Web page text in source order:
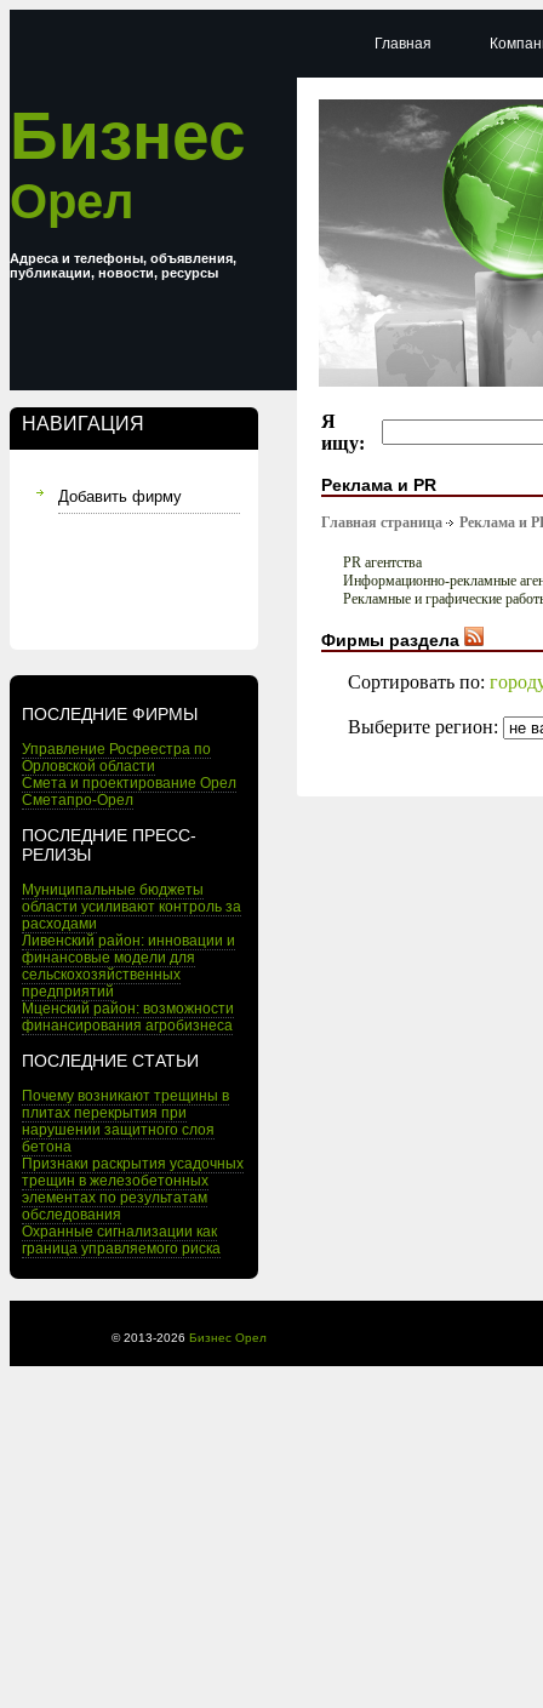
Бизнес
Орел
Адреса и телефоны, объявления,
публикации, новости, ресурсы
НАВИГАЦИЯ
Добавить фирму
ПОСЛЕДНИЕ ФИРМЫ
Управление Росреестра по
Орловской области
Смета и проектирование Орел
Сметапро-Орел
ПОСЛЕДНИЕ ПРЕСС-
РЕЛИЗЫ
Муниципальные бюджеты
области усиливают контроль за
расходами
Ливенский район: инновации и
финансовые модели для
сельскохозяйственных
предприятий
Мценский район: возможности
финансирования агробизнеса
ПОСЛЕДНИЕ СТАТЬИ
Почему возникают трещины в
плитах перекрытия при
нарушении защитного слоя
бетона
Признаки раскрытия усадочных
трещин в железобетонных
элементах по результатам
обследования
Охранные сигнализации как
граница управляемого риска
Главная
Я
ищу:
Реклама и PR
Главная страница Реклама и
PR агентства
Информационно-рекламные
Рекламные и графические
Фирмы раздела
Сортировать по:
Выберите регион:
© 2013-2026 Бизнес Орел